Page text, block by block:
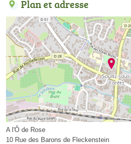
Plan et adresse
A l'Ô de Rose
10 Rue des Barons de Fleckenstein